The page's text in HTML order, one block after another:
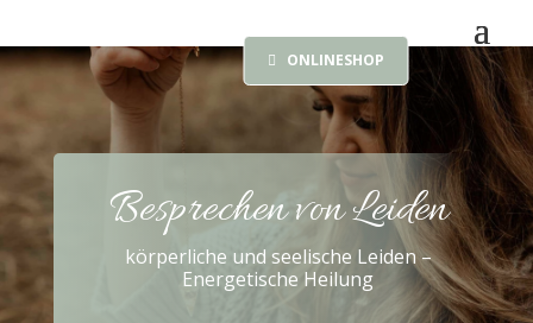
ONLINESHOP
Besprechen von Leiden
körperliche und seelische Leiden –
Energetische Heilung